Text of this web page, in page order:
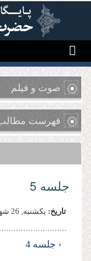
رفتن به محتوای اصلی
صوت و فیلم
فهرست
جلسه 5
تاریخ: يكشنبه, 26 شهريور, 1374
‹ جلسه 4